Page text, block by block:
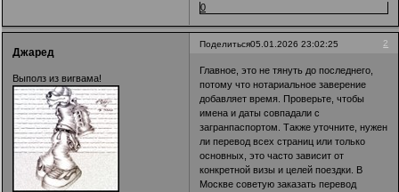
0
Поделиться 2
05.01.2026 23:02:25
Джаред
Выполз из вигвама!
Главное, это не тянуть до последнего,
потому что нотариальное заверение
добавляет время. Проверьте, чтобы
имена и даты совпадали с
загранпаспортом. Также уточните, нужен
ли перевод всех страниц или только
основных, это часто зависит от
конкретной визы и целей поездки. В
Москве советую заказать перевод